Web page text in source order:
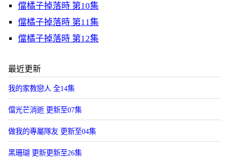
儅橘子掉落時 第10集
儅橘子掉落時 第11集
儅橘子掉落時 第12集
最近更新
我的家教戀人 全14集
儅光芒消逝 更新至07集
做我的專屬隊友 更新至04集
黑珊瑚 更新更新至26集